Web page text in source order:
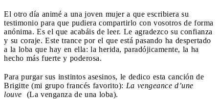
El otro día animé a una joven mujer a que escribiera su
testimonio para que pudiera compartirlo con vosotros de forma
anónima. Es el que acabáis de leer. Le agradezco su confianza
y su coraje. Este trance por el que está pasando ha despertado
a la loba que hay en ella: la herida, paradójicamente, la ha
hecho más fuerte y poderosa.
Para purgar sus instintos asesinos, le dedico esta canción de
Brigitte (mi grupo francés favorito): La vengeance d’une
louve (La venganza de una loba).